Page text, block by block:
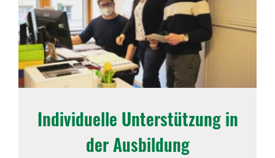
Indi­vi­du­elle Unter­stüt­zung in
der Ausbil­dung